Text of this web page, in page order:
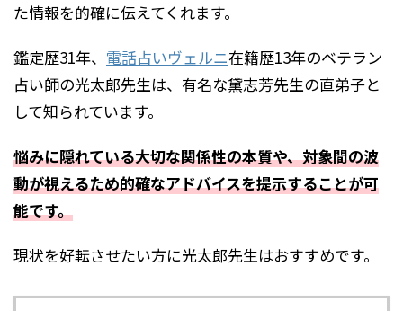
た情報を的確に伝えてくれます。
鑑定歴31年、 電話占いヴェルニ在籍歴13年のベテラン
占い師の光太郎先生は、有名な黛志芳先生の直弟子と
して知られています。
悩みに隠れている大切な関係性の本質や、対象間の波
動が視えるため的確なアドバイスを提示することが可
能です。
現状を好転させたい方に光太郎先生はおすすめです。